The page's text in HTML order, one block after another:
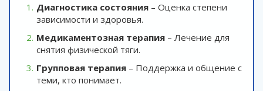
Диагностика состояния – Оценка степени
зависимости и здоровья.
Медикаментозная терапия – Лечение для
снятия физической тяги.
Групповая терапия – Поддержка и общение с
теми, кто понимает.